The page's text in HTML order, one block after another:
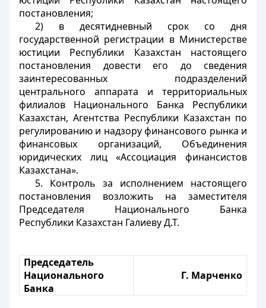
постановления;
2) в десятидневный срок со дня
государственной регистрации в Министерстве
юстиции Республики Казахстан настоящего
постановления довести его до сведения
заинтересованных подразделений
центрального аппарата и территориальных
филиалов Национального Банка Республики
Казахстан, Агентства Республики Казахстан по
регулированию и надзору финансового рынка и
финансовых организаций, Объединения
юридических лиц «Ассоциация финансистов
Казахстана».
5. Контроль за исполнением настоящего
постановления возложить на заместителя
Председателя Национального Банка
Республики Казахстан Галиеву Д.Т.
Председатель
Национального
Банка
Г. Марченко